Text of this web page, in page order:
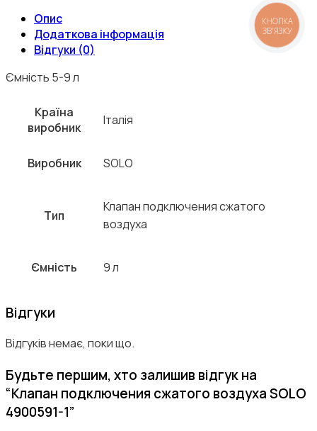
Опис
Додаткова інформація
Відгуки (0)
Ємність 5-9 л
Країна
виробник
Італія
Виробник SOLO
Тип
Клапан подключения сжатого
воздуха
Ємність 9 л
Відгуки
Відгуків немає, поки що.
Будьте першим, хто залишив відгук на
“Клапан подключения сжатого воздуха SOLO
4900591-1”
КНОПКА
ЗВ'ЯЗКУ